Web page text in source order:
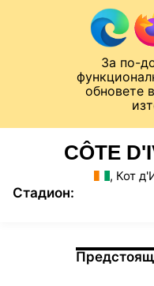
За по-
обновете
Към съдържанието
Лига на Конференциите
СТАТИСТИКИ
CÔTE
, Кот
Стадион:
Информация за мача